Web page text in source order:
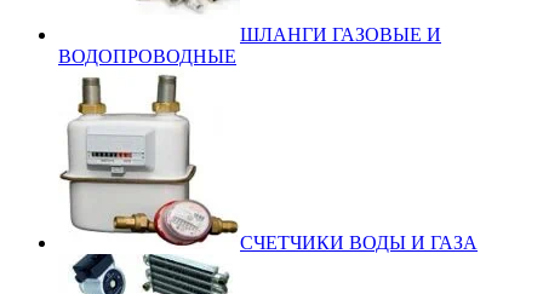
ШЛАНГИ ГАЗОВЫЕ И
ВОДОПРОВОДНЫЕ
СЧЕТЧИКИ ВОДЫ И ГАЗА